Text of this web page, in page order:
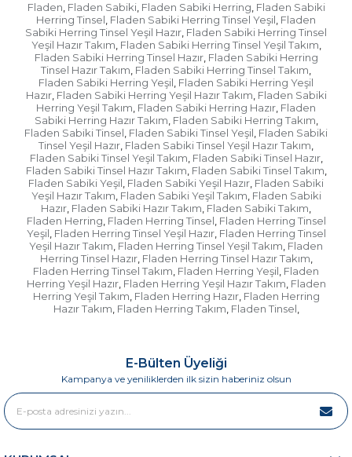
Fladen, Fladen Sabiki, Fladen Sabiki Herring, Fladen Sabiki
Herring Tinsel, Fladen Sabiki Herring Tinsel Yeşil, Fladen
Sabiki Herring Tinsel Yeşil Hazır, Fladen Sabiki Herring Tinsel
Yeşil Hazır Takım, Fladen Sabiki Herring Tinsel Yeşil Takım,
Fladen Sabiki Herring Tinsel Hazır, Fladen Sabiki Herring
Tinsel Hazır Takım, Fladen Sabiki Herring Tinsel Takım,
Fladen Sabiki Herring Yeşil, Fladen Sabiki Herring Yeşil
Hazır, Fladen Sabiki Herring Yeşil Hazır Takım, Fladen Sabiki
Herring Yeşil Takım, Fladen Sabiki Herring Hazır, Fladen
Sabiki Herring Hazır Takım, Fladen Sabiki Herring Takım,
Fladen Sabiki Tinsel, Fladen Sabiki Tinsel Yeşil, Fladen Sabiki
Tinsel Yeşil Hazır, Fladen Sabiki Tinsel Yeşil Hazır Takım,
Fladen Sabiki Tinsel Yeşil Takım, Fladen Sabiki Tinsel Hazır,
Fladen Sabiki Tinsel Hazır Takım, Fladen Sabiki Tinsel Takım,
Fladen Sabiki Yeşil, Fladen Sabiki Yeşil Hazır, Fladen Sabiki
Yeşil Hazır Takım, Fladen Sabiki Yeşil Takım, Fladen Sabiki
Hazır, Fladen Sabiki Hazır Takım, Fladen Sabiki Takım,
Fladen Herring, Fladen Herring Tinsel, Fladen Herring Tinsel
Yeşil, Fladen Herring Tinsel Yeşil Hazır, Fladen Herring Tinsel
Yeşil Hazır Takım, Fladen Herring Tinsel Yeşil Takım, Fladen
Herring Tinsel Hazır, Fladen Herring Tinsel Hazır Takım,
Fladen Herring Tinsel Takım, Fladen Herring Yeşil, Fladen
Herring Yeşil Hazır, Fladen Herring Yeşil Hazır Takım, Fladen
Herring Yeşil Takım, Fladen Herring Hazır, Fladen Herring
Hazır Takım, Fladen Herring Takım, Fladen Tinsel,
E-Bülten Üyeliği
Kampanya ve yeniliklerden ilk sizin haberiniz olsun